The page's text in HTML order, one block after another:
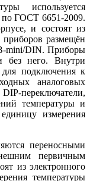
используется
по ГОСТ 6651-2009.
и состоят из
размещён
mini/DIN. Приборы
без него. Внутри
подключения к
аналоговых
переключатели,
температуры и
измерения
переносными
первичным
из электронного
температуры